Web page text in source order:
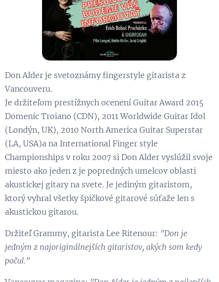
Don Alder je svetoznámy fingerstyle gitarista z
Vancouveru.
Je držiteľom prestížnych ocenení Guitar Award 2015
Domenic Troiano (CDN), 2011 Worldwide Guitar Idol
(Londýn, UK), 2010 North America Guitar Superstar
(LA, USA)a na International Finger style
Championships v roku 2007 si Don Alder vyslúžil svoje
miesto ako jeden z je popredných umelcov oblasti
akustickej gitary na svete. Je jediným gitaristom,
ktorý vyhral všetky špičkové gitarové súťaže len s
akustickou gitarou.
Držiteľ Grammy, gitarista Lee Ritenour: "Don je
jedným z najoriginálnejších gitaristov, akých som kedy
počul."